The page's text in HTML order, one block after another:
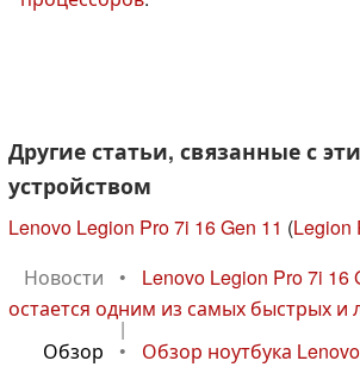
Другие статьи, связанные с
устройством
Lenovo Legion Pro 7i 16 Gen 11 (Legion
Новости
•
Lenovo Legion Pro 7i
остается одним из самых быстрых и
|
Обзор
•
Обзор ноутбука